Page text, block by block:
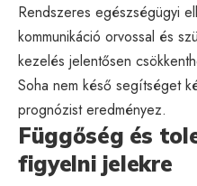
Rendszeres egészségügyi
kommunikáció orvossal és
kezelés jelentősen
Soha nem késő segítséget
prognózist eredményez.
Függőség és
figyelni jelekre